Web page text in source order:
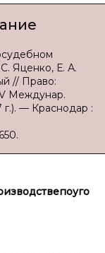
Яценко, Е. А.
// Право:
Междунар.
г.). — Краснодар :
поуго